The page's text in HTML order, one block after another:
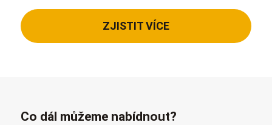
ZJISTIT VÍCE
Co dál můžeme nabídnout?